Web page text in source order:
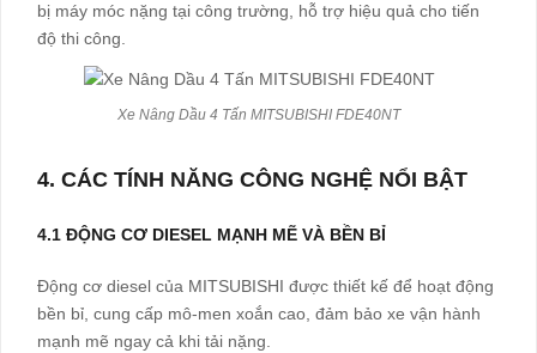
bị máy móc nặng tại công trường, hỗ trợ hiệu quả cho tiến
độ thi công.
Xe Nâng Dầu 4 Tấn MITSUBISHI FDE40NT
4. CÁC TÍNH NĂNG CÔNG NGHỆ NỔI BẬT
4.1 ĐỘNG CƠ DIESEL MẠNH MẼ VÀ BỀN BỈ
Động cơ diesel của MITSUBISHI được thiết kế để hoạt động
bền bỉ, cung cấp mô-men xoắn cao, đảm bảo xe vận hành
mạnh mẽ ngay cả khi tải nặng.